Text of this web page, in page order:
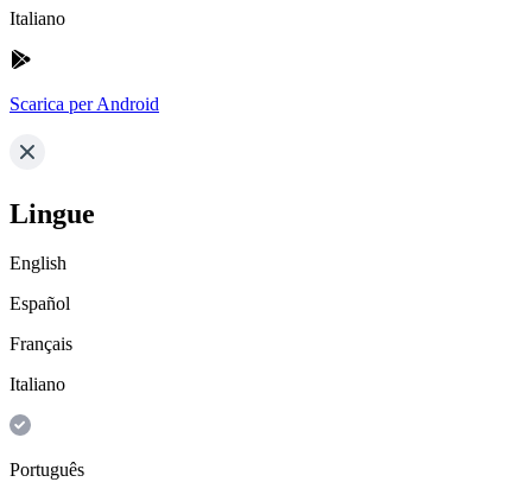
Italiano
Scarica per Android
Lingue
English
Español
Français
Italiano
Português